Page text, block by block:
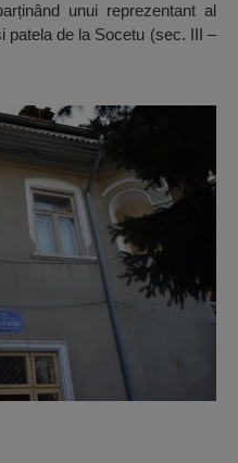
unui reprezentant al
patela de la Socetu (sec. III –